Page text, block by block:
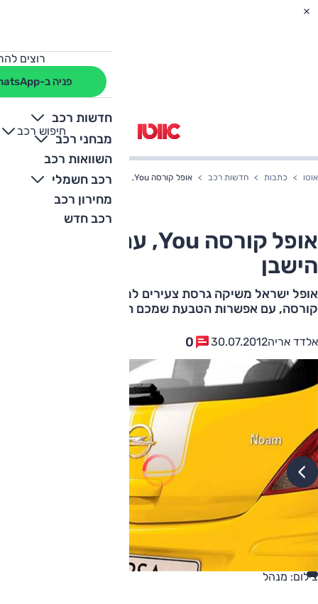
רוצים
פניה ב-WhatsApp
חדשות רכב
מבחני רכב
השוואות רכב
רכב חשמלי
מחירון רכב
רכב חדש
חיפוש רכב
+
-
אוטו כתבות חדשות רכב אופל קורסה You, עם שמכם על הישבן
אופל קורסה You, עם שמכם על
הישבן
אופל ישראל משיקה גרסת צעירים למכונית הסופרמיני אופל
קורסה, עם אפשרות הטבעת שמכם הפרטי על ישבן המכונית
אלדד אריה30.07.2012
0
צילום: מנהל